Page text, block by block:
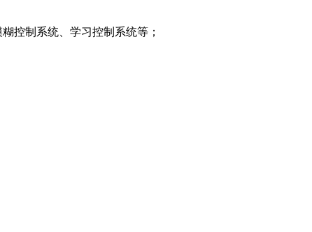
控制系统、学习控制系统等；